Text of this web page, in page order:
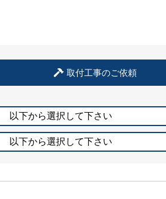
取付工事のご依頼
以下から選択して下さい
以下から選択して下さい